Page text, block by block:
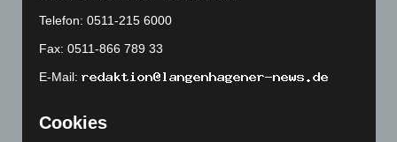
April 2023(155)
März 2023(174)
Februar 2023 (154)
Dezember 2022
Telefon: 0511-215 6000
Fax: 0511-866 789 33
E-Mail:
Cookies